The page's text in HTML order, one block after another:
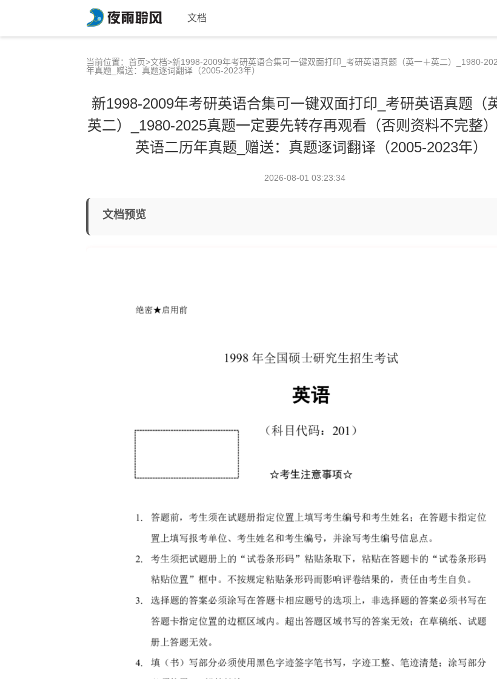
文档
当前位置： 首页>文档>新1998-2009年考研英语合集可一键双面打印_考研英语真题（英一＋英二）_1980-
年真题_赠送：真题逐词翻译（2005-2023年）
新1998-2009年考研英语合集可一键双面打印_考研英语真题（
英二）_1980-2025真题一定要先转存再观看（否则资料不完整
英语二历年真题_赠送：真题逐词翻译（2005-2023年）
2026-08-01 03:23:34
文档预览